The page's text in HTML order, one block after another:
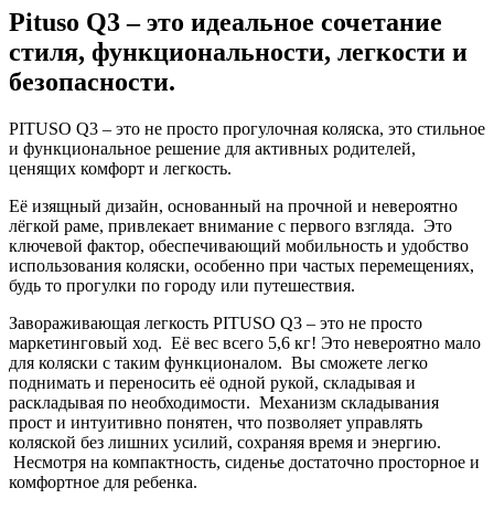
Pituso Q3 – это идеальное сочетание
стиля, функциональности, легкости и
безопасности.
PITUSO Q3 – это не просто прогулочная коляска, это стильное
и функциональное решение для активных родителей,
ценящих комфорт и легкость.
Её изящный дизайн, основанный на прочной и невероятно
лёгкой раме, привлекает внимание с первого взгляда. Это
ключевой фактор, обеспечивающий мобильность и удобство
использования коляски, особенно при частых перемещениях,
будь то прогулки по городу или путешествия.
Завораживающая легкость PITUSO Q3 – это не просто
маркетинговый ход. Её вес всего 5,6 кг! Это невероятно мало
для коляски с таким функционалом. Вы сможете легко
поднимать и переносить её одной рукой, складывая и
раскладывая по необходимости. Механизм складывания
прост и интуитивно понятен, что позволяет управлять
коляской без лишних усилий, сохраняя время и энергию.
Несмотря на компактность, сиденье достаточно просторное и
комфортное для ребенка.